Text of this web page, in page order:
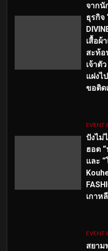
จากนั
ธุรกิจ
เสื้อผ้
สะท้อ
เจ้าตั
แฝงไ
ขอติด
EVENT
ปังไม่
ฮอต
และ “
เกาห
EVENT
สยาม